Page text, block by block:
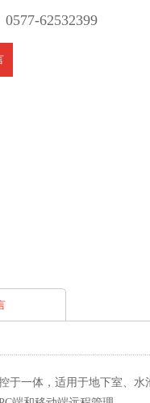
62532399
于一体，适用于地下室、水